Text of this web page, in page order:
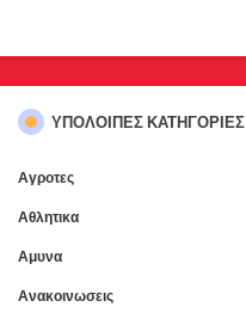
ΥΠΌΛΟΙΠΕΣ ΚΑΤΗΓΟΡΊΕΣ
Αγροτες
Αθλητικα
Αμυνα
Ανακοινωσεις